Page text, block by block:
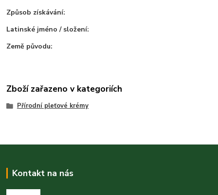
Způsob získávání:
Latinské jméno / složení:
Země původu:
Zboží zařazeno v kategoriích
Přírodní pleťové krémy
Kontakt na nás